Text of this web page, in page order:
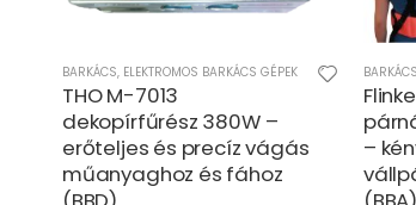
BARKÁCS, ELEKTROMOS BARKÁCS GÉPEK
THO M-7013
dekopírfűrész 380W –
erőteljes és precíz vágás
műanyaghoz és fához
BARKÁCS
–